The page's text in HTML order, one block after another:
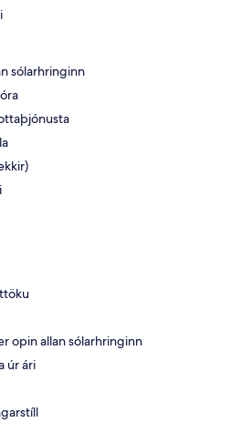
sólarhringinn
opin allan sólarhringinn
úr ári